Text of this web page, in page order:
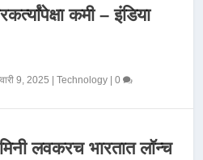
कमी – इंडिया
9, 2025 |Technology |0
लवकरच भारतात लॉन्च